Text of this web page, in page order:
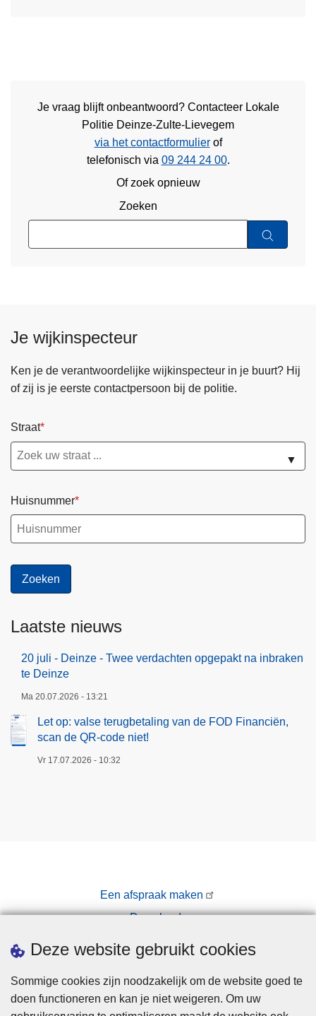
Deze website gebruikt cookies
Sommige cookies zijn noodzakelijk om de website goed te
doen functioneren en kan je niet weigeren. Om uw
Je vraag blijft onbeantwoord? Contacteer Lokale
Politie Deinze-Zulte-Lievegem
via het contactformulierof
telefonisch via 09 244 24 00.
Of zoek opnieuw
Zoeken
Je wijkinspecteur
Ken je de verantwoordelijke wijkinspecteur in je buurt? Hij
of zij is je eerste contactpersoon bij de politie.
Straat
▼
Huisnummer
Laatste nieuws
20 juli - Deinze - Twee verdachten opgepakt na inbraken
te Deinze
Ma 20.07.2026 - 13:21
Let op: valse terugbetaling van de FOD Financiën,
scan de QR-code niet!
Vr 17.07.2026 - 10:32
Een afspraak maken
Downloads